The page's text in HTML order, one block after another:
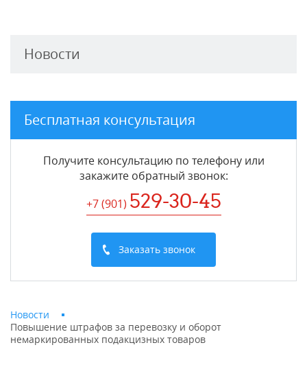
Новости
Бесплатная консультация
Получите консультацию по телефону или
закажите обратный звонок:
+7 (901) 529-30-45
Заказать звонок
Новости
Повышение штрафов за перевозку и оборот
немаркированных подакцизных товаров